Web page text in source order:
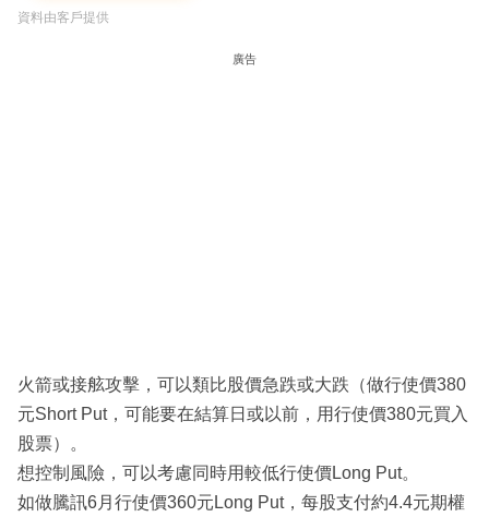
資料由客戶提供
廣告
火箭或接舷攻擊，可以類比股價急跌或大跌（做行使價380
元Short Put，可能要在結算日或以前，用行使價380元買入
股票）。
想控制風險，可以考慮同時用較低行使價Long Put。
如做騰訊6月行使價360元Long Put，每股支付約4.4元期權